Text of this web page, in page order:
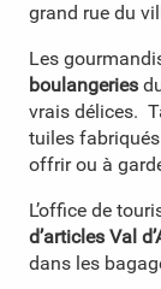
grand rue du
Les
boulangeries
vrais délices.
tuiles
offrir ou à
L’office de
d’articles Val
dans les